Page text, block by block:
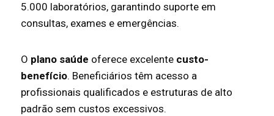
5.000 laboratórios, garantindo suporte em
consultas, exames e emergências.
O plano saúde oferece excelente custo-
benefício. Beneficiários têm acesso a
profissionais qualificados e estruturas de alto
padrão sem custos excessivos.